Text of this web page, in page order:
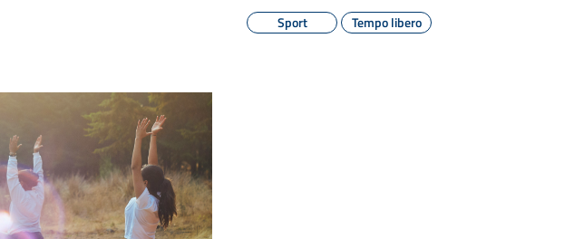
Sport
Tempo libero